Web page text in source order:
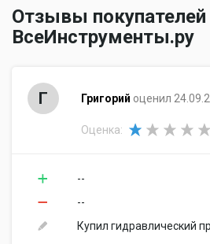
Отзывы покупателей
ВсеИнструменты.ру
Г Григорий оценил
Оценка:
--
--
Купил гидравлический